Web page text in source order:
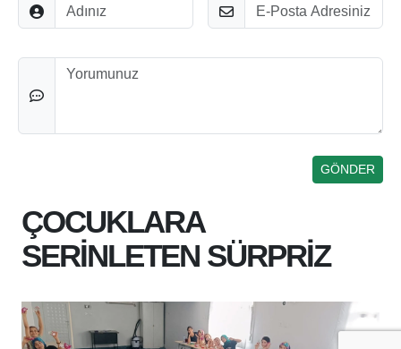
Adınız E-Posta
Düşünceleriniz
ÇOCUKLARA
SERİNLETEN SÜRPRİZ